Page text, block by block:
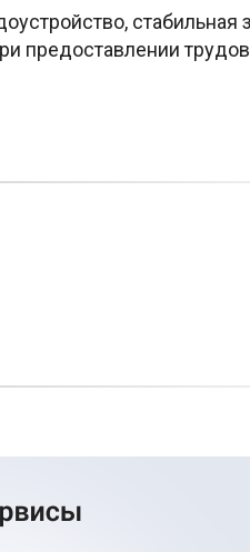
стабильная
предоставлении